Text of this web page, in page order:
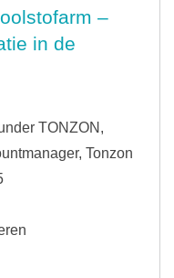
–
in de
TONZON,
Tonzon